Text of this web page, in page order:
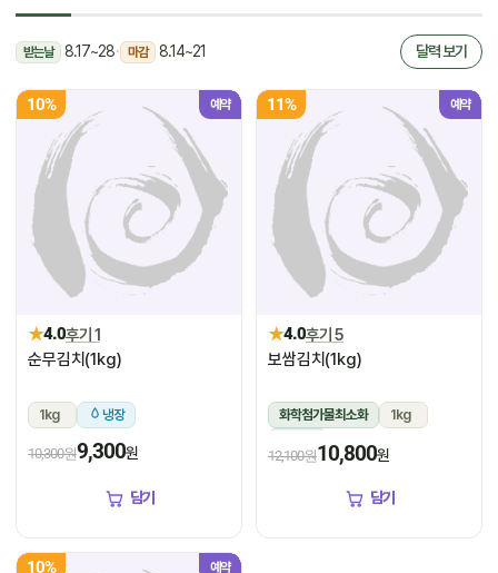
받는날 8.17~28· 마감 8.14~21 달력 보기
10% 예약
★4.0후기 1
순무김치(1kg)
1kg 냉장
10,300원9,300원
담기
11% 예약
★4.0후기 5
보쌈김치(1kg)
화학첨가물최소화
1kg
12,100원10,800원
담기
10% 예약